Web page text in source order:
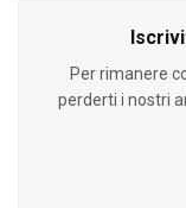
Per rimanere
perderti i nostri